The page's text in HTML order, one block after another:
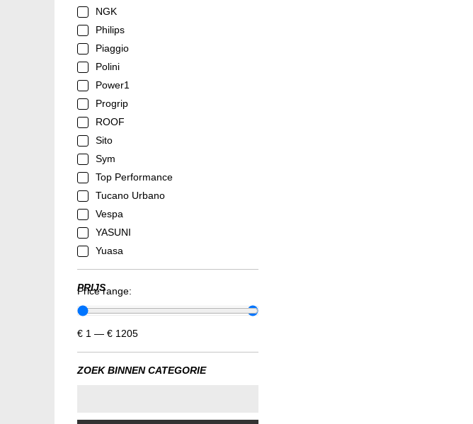
NGK
Philips
Piaggio
Polini
Power1
Progrip
ROOF
Sito
Sym
Top Performance
Tucano Urbano
Vespa
YASUNI
Yuasa
PRIJS
Price range:
€ 1 — € 1205
ZOEK BINNEN CATEGORIE